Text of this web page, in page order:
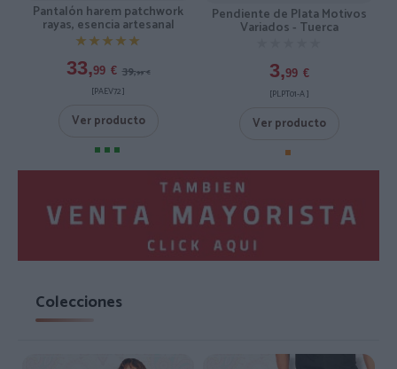
Pantalón harem patchwork
rayas, esencia artesanal
★★★★★
★★★★★
33,99 € 39,99 €
[PAEV72 ]
Ver producto
Pendiente de Plata Motivos
Variados - Tuerca
3,99 €
[PLPT01-A ]
Ver producto
Colecciones